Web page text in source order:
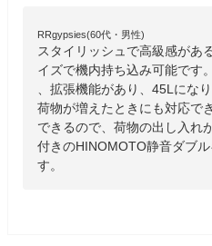
RRgypsies(60代・男性)
スタイリッシュで高級感があ
イズで機内持ち込み可能です
、拡張機能があり、45Lにな
荷物が増えたときにも対応で
できるので、荷物の出し入れ
付きのHINOMOTO静音ダブ
す。